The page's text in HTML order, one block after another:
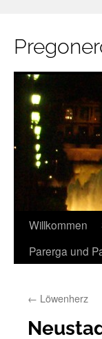
Skip
Willkommen
Parerga und
← Löwenherz